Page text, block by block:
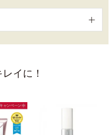
イに！